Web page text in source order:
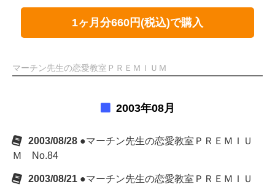
1ヶ月分660円(税込)で購入
マーチン先生の恋愛教室ＰＲＥＭＩＵＭ
2003年08月
2003/08/28 ●マーチン先生の恋愛教室ＰＲＥＭＩＵ
Ｍ No.84
2003/08/21 ●マーチン先生の恋愛教室ＰＲＥＭＩＵ